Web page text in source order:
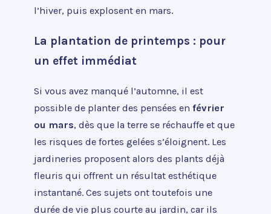
l’hiver, puis explosent en mars.
La plantation de printemps : pour
un effet immédiat
Si vous avez manqué l’automne, il est
possible de planter des pensées en février
ou mars, dès que la terre se réchauffe et que
les risques de fortes gelées s’éloignent. Les
jardineries proposent alors des plants déjà
fleuris qui offrent un résultat esthétique
instantané. Ces sujets ont toutefois une
durée de vie plus courte au jardin, car ils